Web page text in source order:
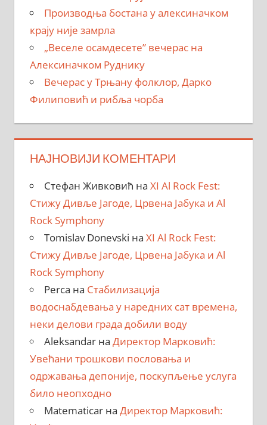
Производња бостана у алексиначком
крају није замрла
„Веселе осамдесете” вечерас на
Алексиначком Руднику
Вечерас у Трњану фолклор, Дарко
Филиповић и рибља чорба
НАЈНОВИЈИ КОМЕНТАРИ
Стефан Живковић на XI Al Rock Fest:
Стижу Дивље Јагоде, Црвена Јабука и Al
Rock Symphony
Tomislav Donevski на XI Al Rock Fest:
Стижу Дивље Јагоде, Црвена Јабука и Al
Rock Symphony
Perca на Стабилизација
водоснабдевања у наредних сат времена,
неки делови града добили воду
Aleksandarна Директор Марковић:
Увећани трошкови пословања и
одржавања депоније, поскупљење услуга
било неопходно
Matematicarна Директор Марковић: